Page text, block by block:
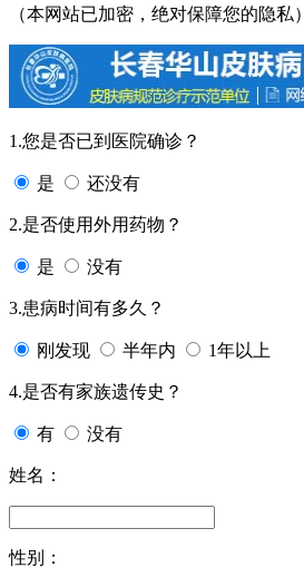
（本网站已加密，绝对保障您的隐私）
1.您是否已到医院确诊？
是 还没有
2.是否使用外用药物？
是 没有
3.患病时间有多久？
刚发现 半年内 1年以上
4.是否有家族遗传史？
有 没有
姓名：
性别：